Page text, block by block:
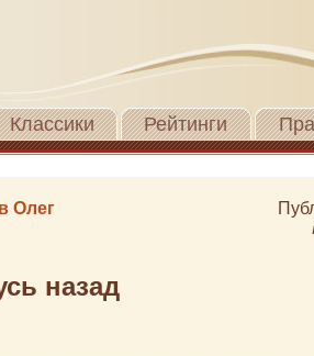
Классики Рейтинги
Олег
назад